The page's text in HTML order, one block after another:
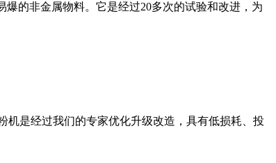
的非金属物料。它是经过20多次的试验和改进，为
机是经过我们的专家优化升级改造，具有低损耗、投